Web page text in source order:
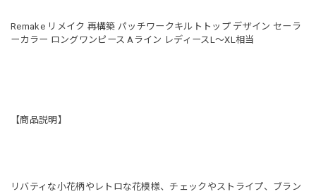
Remake リメイク 再構築 パッチワークキルトトップ デザイン セーラ
ーカラー ロングワンピース Aライン レディースL〜XL相当
【商品説明】
リバティな小花柄やレトロな花模様、チェックやストライプ、ブラン